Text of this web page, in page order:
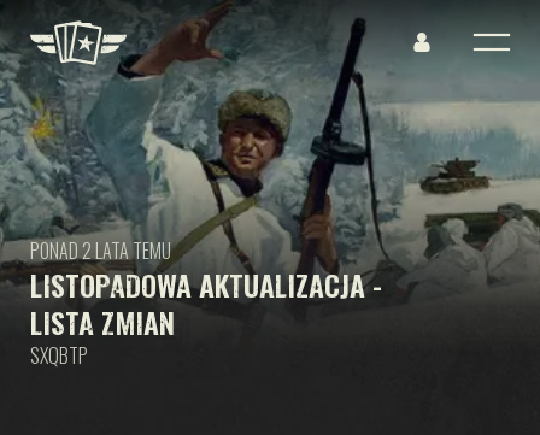
LISTOPADOWA AKTUALIZACJA -
LISTA ZMIAN
PONAD 2 LATA TEMU
SXQBTP